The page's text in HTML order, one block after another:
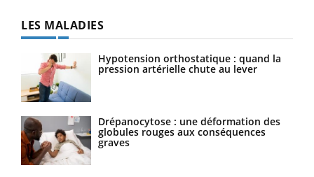
LES MALADIES
Hypotension orthostatique : quand la
pression artérielle chute au lever
Drépanocytose : une déformation des
globules rouges aux conséquences
graves